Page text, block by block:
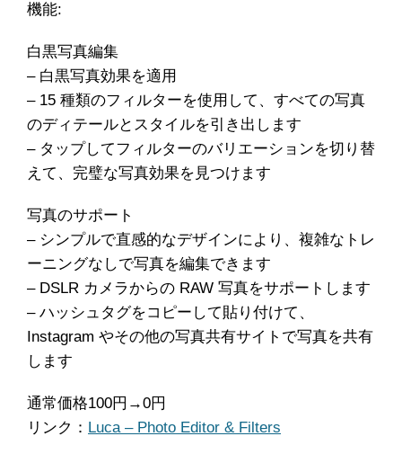
機能:
白黒写真編集
– 白黒写真効果を適用
– 15 種類のフィルターを使用して、すべての写真
のディテールとスタイルを引き出します
– タップしてフィルターのバリエーションを切り替
えて、完璧な写真効果を見つけます
写真のサポート
– シンプルで直感的なデザインにより、複雑なトレ
ーニングなしで写真を編集できます
– DSLR カメラからの RAW 写真をサポートします
– ハッシュタグをコピーして貼り付けて、
Instagram やその他の写真共有サイトで写真を共有
します
通常価格100円→0円
リンク： Luca – Photo Editor & Filters